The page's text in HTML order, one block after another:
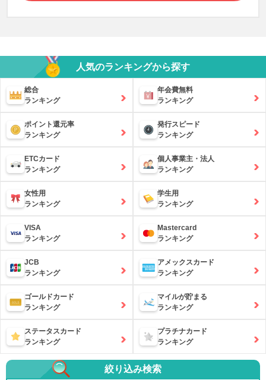
人気のランキングから探す
総合
ランキング
年会費無料
ランキング
ポイント還元率
ランキング
発行スピード
ランキング
ETCカード
ランキング
個人事業主・法人
ランキング
女性用
ランキング
学生用
ランキング
VISA
ランキング
Mastercard
ランキング
JCB
ランキング
アメックスカード
ランキング
ゴールドカード
ランキング
マイルが貯まる
ランキング
ステータスカード
ランキング
プラチナカード
ランキング
絞り込み検索